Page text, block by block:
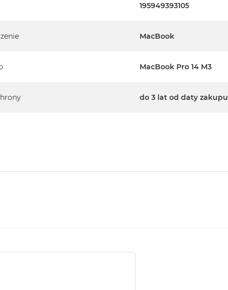
195949393105
MacBook
MacBook Pro 14 M3
do 3 lat od daty zakupu